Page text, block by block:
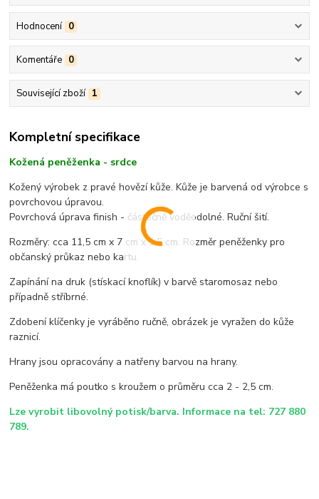
Hodnocení 0
Komentáře 0
Související zboží 1
Kompletní specifikace
Kožená peněženka - srdce
Kožený výrobek z pravé hovězí kůže. Kůže je barvená od výrobce s
povrchovou úpravou.
Povrchová úprava finish - částečně voděodolné. Ruční šití.
Rozměry: cca 11,5 cm x 7 cm x 1,5 cm. Rozměr peněženky pro
občanský průkaz nebo kartu.
Zapínání na druk (stískací knoflík) v barvě staromosaz nebo
případně stříbrné.
Zdobení klíčenky je vyráběno ručně, obrázek je vyražen do kůže
raznicí.
Hrany jsou opracovány a natřeny barvou na hrany.
Peněženka má poutko s kroužem o průměru cca 2 - 2,5 cm.
Lze vyrobit libovolný potisk/barva. Informace na tel: 727 880
789.